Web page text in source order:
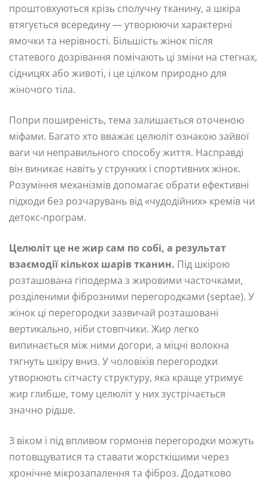
проштовхуються крізь сполучну тканину, а шкіра
втягується всередину — утворюючи характерні
ямочки та нерівності. Більшість жінок після
статевого дозрівання помічають ці зміни на стегнах,
сідницях або животі, і це цілком природно для
жіночого тіла.
Попри поширеність, тема залишається оточеною
міфами. Багато хто вважає целюліт ознакою зайвої
ваги чи неправильного способу життя. Насправді
він виникає навіть у струнких і спортивних жінок.
Розуміння механізмів допомагає обрати ефективні
підходи без розчарувань від «чудодійних» кремів чи
детокс-програм.
Целюліт це не жир сам по собі, а результат
взаємодії кількох шарів тканин. Під шкірою
розташована гіподерма з жировими часточками,
розділеними фіброзними перегородками (septae). У
жінок ці перегородки зазвичай розташовані
вертикально, ніби стовпчики. Жир легко
випинається між ними догори, а міцні волокна
тягнуть шкіру вниз. У чоловіків перегородки
утворюють сітчасту структуру, яка краще утримує
жир глибше, тому целюліт у них зустрічається
значно рідше.
З віком і під впливом гормонів перегородки можуть
потовщуватися та ставати жорсткішими через
хронічне мікрозапалення та фіброз. Додатково